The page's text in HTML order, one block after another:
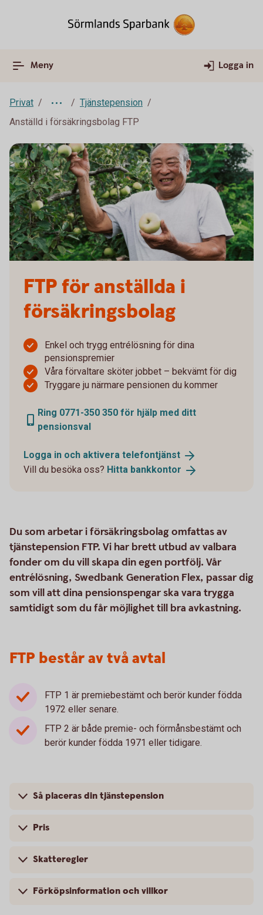
Meny Logga in
Privat
Tjänstepension
Anställd i försäkringsbolag FTP
FTP för anställda i
försäkringsbolag
Enkel och trygg entrélösning för dina
pensionspremier
Våra förvaltare sköter jobbet – bekvämt för dig
Tryggare ju närmare pensionen du kommer
Ring 0771-350 350 för hjälp med ditt
pensionsval
Logga in och aktivera telefontjänst
Vill du besöka oss? Hitta bankkontor
Du som arbetar i försäkringsbolag omfattas av
tjänstepension FTP. Vi har brett utbud av valbara
fonder om du vill skapa din egen portfölj. Vår
entrélösning, Swedbank Generation Flex, passar dig
som vill att dina pensionspengar ska vara trygga
samtidigt som du får möjlighet till bra avkastning.
FTP består av två avtal
FTP 1 är premiebestämt och berör kunder födda
1972 eller senare.
FTP 2 är både premie- och förmånsbestämt och
berör kunder födda 1971 eller tidigare.
Så placeras din tjänstepension
Pris
Skatteregler
Förköpsinformation och villkor